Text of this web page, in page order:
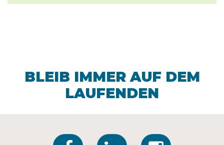
BLEIB IMMER AUF DEM
LAUFENDEN